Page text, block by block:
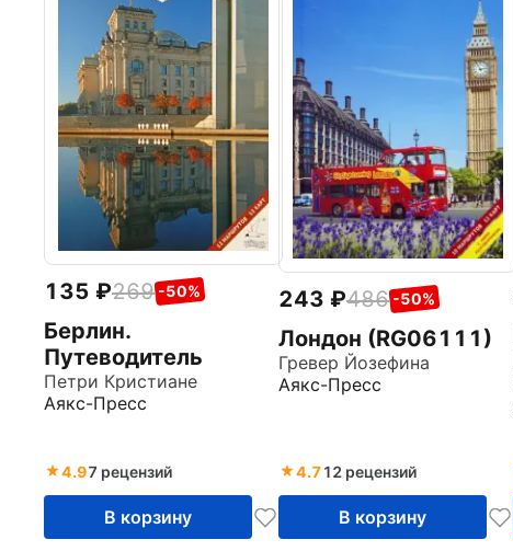
135 269 -50%
Берлин.
Путеводитель
Петри Кристиане
Аякс-Пресс
4.97 рецензий
В корзину
243 486 -50%
Лондон (RG06111)
Гревер Йозефина
Аякс-Пресс
4.712 рецензий
В корзину